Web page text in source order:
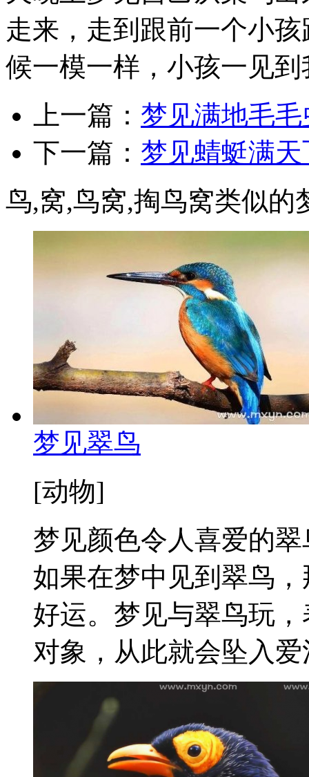
走来，走到跟前一个小
候一模一样，小孩一见到
上一篇： 梦见满地毛毛
下一篇： 梦见蜻蜓满天
鸟,窝,鸟窝,掏鸟窝类似的
梦见翠鸟
[动物]
梦见颜色令人喜爱的
如果在梦中见到翠鸟
好运。梦见与翠鸟玩
对象，从此就会坠入